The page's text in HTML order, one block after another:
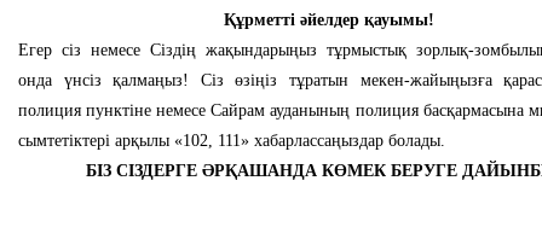
Құрметті әйелдер қауымы!
Егер сіз немесе Сіздің жақындарыңыз тұрмыстық зорлық-
онда үнсіз қалмаңыз! Сіз өзіңіз тұратын мекен-жайыңызға
полиция пунктіне немесе Сайрам ауданының полиция басқармасына
сымтетіктері арқылы «102, 111» хабарлассаңыздар болады.
БІЗ СІЗДЕРГЕ ӘРҚАШАНДА КӨМЕК БЕРУГЕ